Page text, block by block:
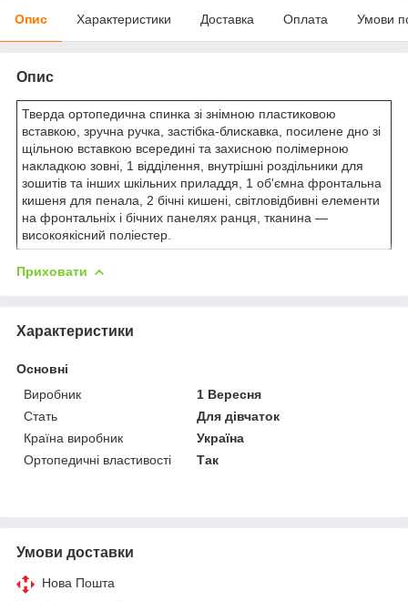
Опис Характеристики Доставка Оплата Умови
Опис
Тверда ортопедична спинка зі знімною пластиковою
вставкою, зручна ручка, застібка-блискавка, посилене дно зі
щільною вставкою всередині та захисною полімерною
накладкою зовні, 1 відділення, внутрішні роздільники для
зошитів та інших шкільних приладдя, 1 об'ємна фронтальна
кишеня для пенала, 2 бічні кишені, світловідбивні елементи
на фронтальніх і бічних панелях ранця, тканина —
високоякісний поліестер.
Приховати
Характеристики
Основні
Виробник
1 Вересня
Стать
Для дівчаток
Країна виробник
Україна
Ортопедичні властивості
Так
Умови доставки
Нова Пошта